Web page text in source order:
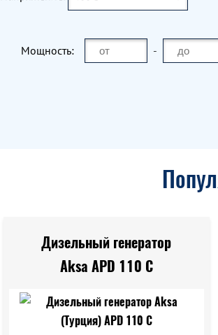
Мощность: -
Дизельный генератор
Aksa APD 110 C